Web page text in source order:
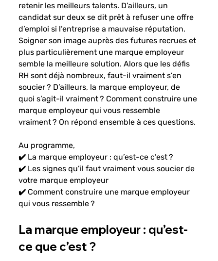
retenir les meilleurs talents. D’ailleurs, un
candidat sur deux se dit prêt à refuser une offre
d’emploi si l’entreprise a mauvaise réputation.
Soigner son image auprès des futures recrues et
plus particulièrement une marque employeur
semble la meilleure solution. Alors que les défis
RH sont déjà nombreux, faut-il vraiment s’en
soucier ? D’ailleurs, la marque employeur, de
quoi s’agit-il vraiment ? Comment construire une
marque employeur qui vous ressemble
vraiment ? On répond ensemble à ces questions.
Au programme,
✔️ La marque employeur : qu’est-ce c’est ?
✔️ Les signes qu’il faut vraiment vous soucier de
votre marque employeur
✔️ Comment construire une marque employeur
qui vous ressemble ?
La marque employeur : qu’est-
ce que c’est ?